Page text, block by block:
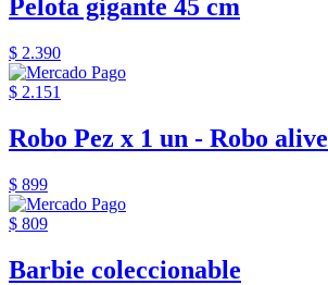
Pelota gigante 45 cm
$ 2.390
$ 2.151
Robo Pez x 1 un - Robo alive
$ 899
$ 809
Barbie coleccionable